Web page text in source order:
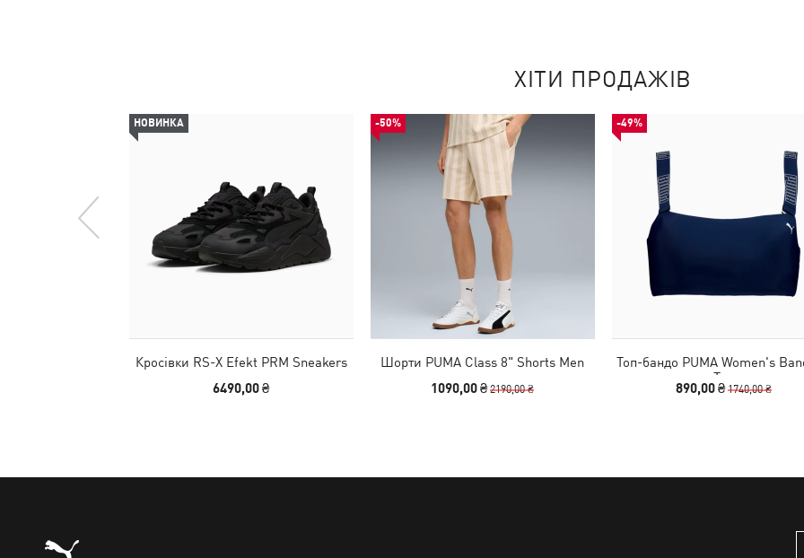
ХІТИ ПРОДАЖІВ
НОВИНКА
Кросівки RS-X Efekt PRM Sneakers
6490,00 ₴
-50%
Шорти PUMA Class 8" Shorts Men
1090,00 ₴2190,00 ₴
-49%
Топ-бандо PUMA Women's
Top
890,00 ₴1740,00 ₴